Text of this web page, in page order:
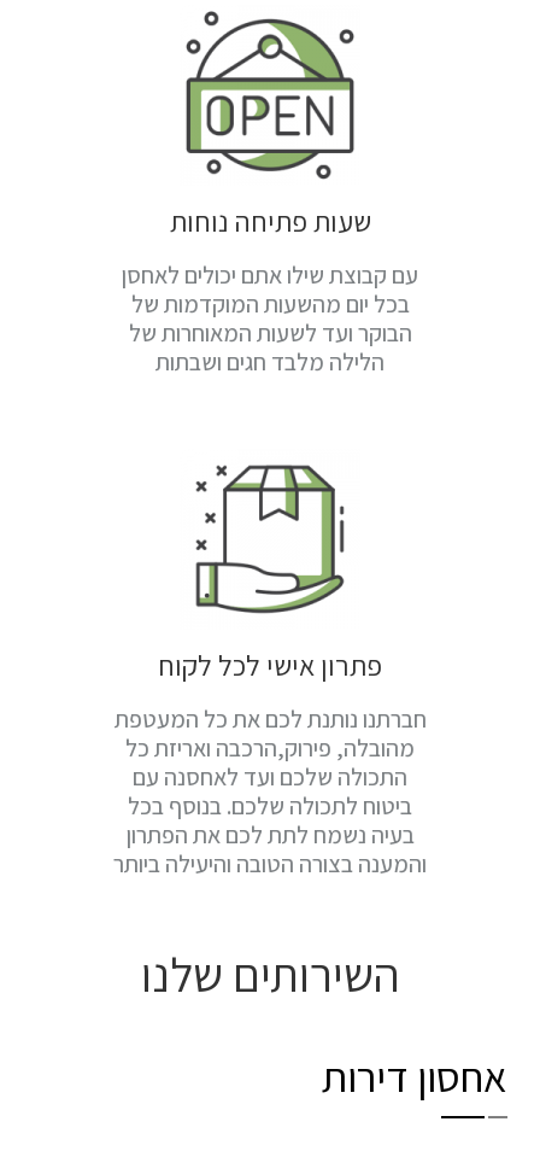
שעות פתיחה נוחות
עם קבוצת שילו אתם יכולים לאחסן
בכל יום מהשעות המוקדמות של
הבוקר ועד לשעות המאוחרות של
הלילה מלבד חגים ושבתות
פתרון אישי לכל לקוח
חברתנו נותנת לכם את כל המעטפת
מהובלה, פירוק,הרכבה ואריזת כל
התכולה שלכם ועד לאחסנה עם
ביטוח לתכולה שלכם. בנוסף בכל
בעיה נשמח לתת לכם את הפתרון
והמענה בצורה הטובה והיעילה ביותר
השירותים שלנו
אחסון דירות